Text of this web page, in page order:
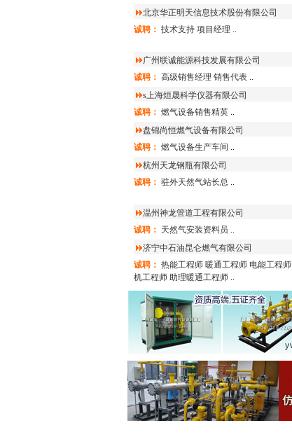
北京华正明天信息技术股份有限公司
诚聘： 技术支持 项目经理 ..
广州联诚能源科技发展有限公司
诚聘： 高级销售经理 销售代表 ..
s上海烜晟科学仪器有限公司
诚聘： 燃气设备销售精英 ..
盘锦尚恒燃气设备有限公司
诚聘： 燃气设备生产车间 ..
杭州天龙钢瓶有限公司
诚聘： 驻外天然气站长总 ..
温州神龙管道工程有限公司
诚聘： 天然气安装资料员 ..
济宁中石油昆仑燃气有限公司
诚聘： 热能工程师 暖通工程师 电能工程师
机工程师 助理暖通工程师 ..